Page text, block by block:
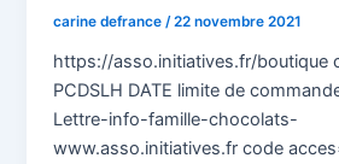
carine defrance/22 novembre 2021
https://asso.initiatives.fr/boutique
PCDSLH DATE limite de
Lettre-info-famille-chocolats-
www.asso.initiatives.fr code